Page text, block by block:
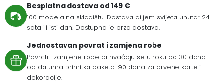
Besplatna dostava od 149 €
100 modela na skladištu. Dostava diljem svijeta unutar 24
sata ili isti dan. Dostupna je brza dostava.
Jednostavan povrat i zamjena robe
Povrati i zamjene robe prihvaćaju se u roku od 30 dana
od datuma primitka paketa. 90 dana za drvene karte i
dekoracije.